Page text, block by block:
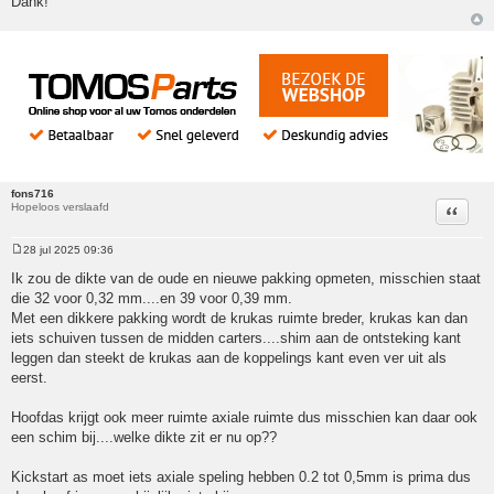
fons716
Hopeloos verslaafd
Citeer
Bericht
28 jul 2025 09:36
Ik zou de dikte van de oude en nieuwe pakking opmeten, misschien staat
die 32 voor 0,32 mm....en 39 voor 0,39 mm.
Met een dikkere pakking wordt de krukas ruimte breder, krukas kan dan
iets schuiven tussen de midden carters....shim aan de ontsteking kant
leggen dan steekt de krukas aan de koppelings kant even ver uit als
eerst.
Hoofdas krijgt ook meer ruimte axiale ruimte dus misschien kan daar ook
een schim bij....welke dikte zit er nu op??
Kickstart as moet iets axiale speling hebben 0.2 tot 0,5mm is prima dus